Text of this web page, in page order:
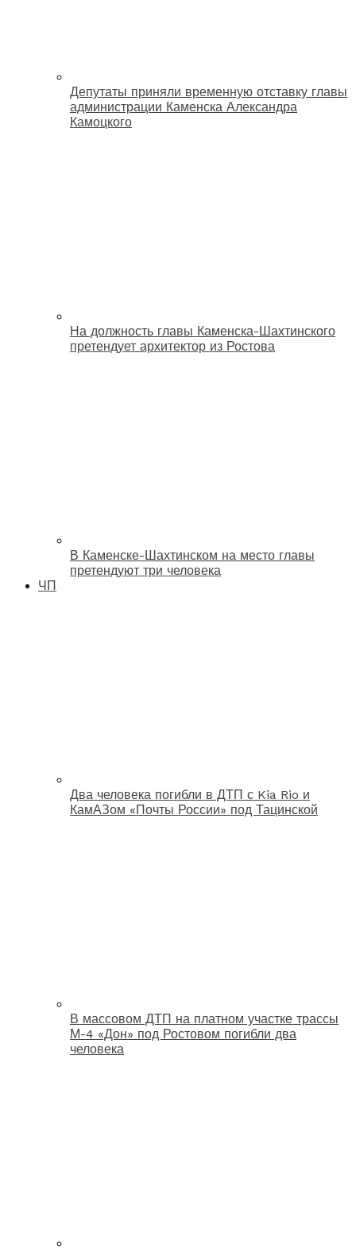
Депутаты приняли временную отставку главы
администрации Каменска Александра
Камоцкого
На должность главы Каменска-Шахтинского
претендует архитектор из Ростова
В Каменске-Шахтинском на место главы
претендуют три человека
ЧП
Два человека погибли в ДТП с Kia Rio и
КамАЗом «Почты России» под Тацинской
В массовом ДТП на платном участке трассы
М-4 «Дон» под Ростовом погибли два
человека